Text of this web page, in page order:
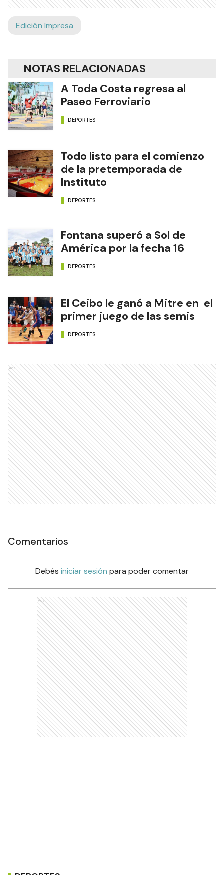
Edición Impresa
NOTAS RELACIONADAS
A Toda Costa regresa al
Paseo Ferroviario
DEPORTES
Todo listo para el comienzo
de la pretemporada de
Instituto
DEPORTES
Fontana superó a Sol de
América por la fecha 16
DEPORTES
El Ceibo le ganó a Mitre en el
primer juego de las semis
DEPORTES
Ads
Comentarios
Debés iniciar sesión para poder comentar
Ads